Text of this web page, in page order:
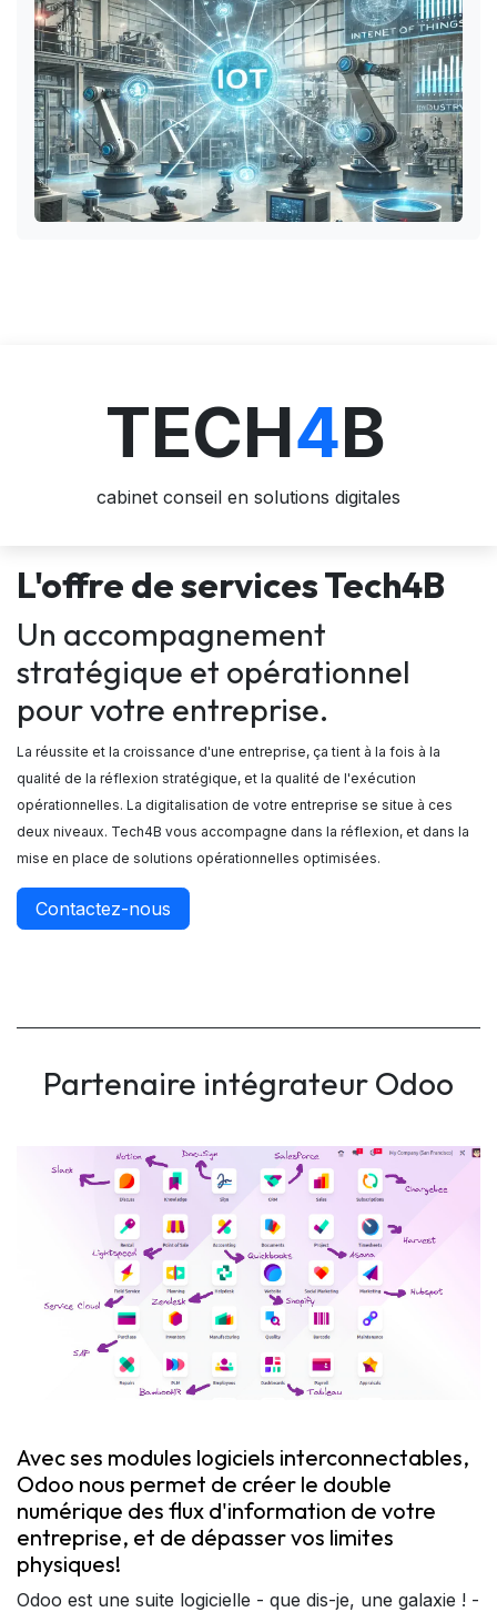
TECH4B
cabinet conseil en solutions digitales
L'offre de services Tech4B
Un accompagnement
stratégique et opérationnel
pour votre entreprise.
La réussite et la croissance d'une entreprise, ça tient à la fois à la
qualité de la réflexion stratégique, et la qualité de l'exécution
opérationnelles. La digitalisation de votre entreprise se situe à ces
deux niveaux. Tech4B vous accompagne dans la réflexion, et dans la
mise en place de solutions opérationnelles optimisées.
Contactez-nous
Partenaire intégrateur Odoo
Avec ses modules logiciels interconnectables,
Odoo nous permet de créer le double
numérique des flux d'information de votre
entreprise, et de dépasser vos limites
physiques!
Odoo est une suite logicielle - que dis-je, une galaxie ! -